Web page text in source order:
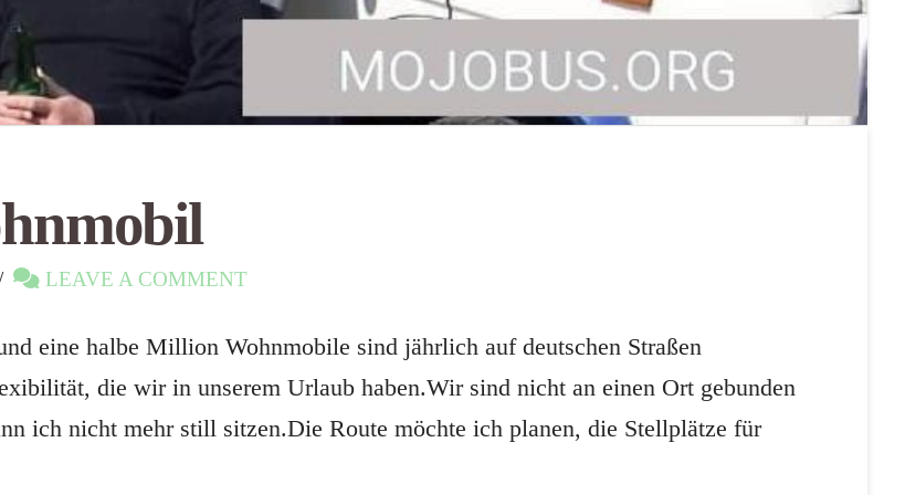
LEAVE A COMMENT
eine halbe Million Wohnmobile sind jährlich auf deutschen Straßen
die wir in unserem Urlaub haben.Wir sind nicht an einen Ort gebunden
ich nicht mehr still sitzen.Die Route möchte ich planen, die Stellplätze für